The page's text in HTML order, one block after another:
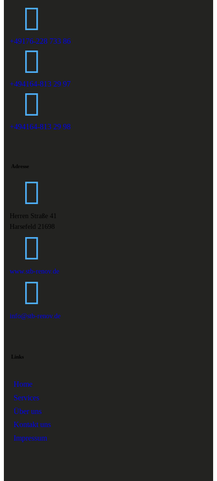
+49176-228 733 86
+494164-813 29 97
+494164-813 29 98
Adresse
Herren Straße 41
Harsefeld 21698
www.stb-renov.de
info@stb-renov.de
Links
Home
Services
Über uns
Kontakt uns
Impressum